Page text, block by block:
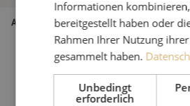
Art des Produkts Spleißmuffen
Informationen
bereitgestellt haben oder
Rahmen Ihrer Nutzung
gesammelt haben.
Unbedingt
erforderlich